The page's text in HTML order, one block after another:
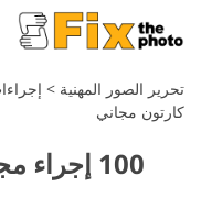
تحرير الصور المهنية >
كارتون مجاني
100